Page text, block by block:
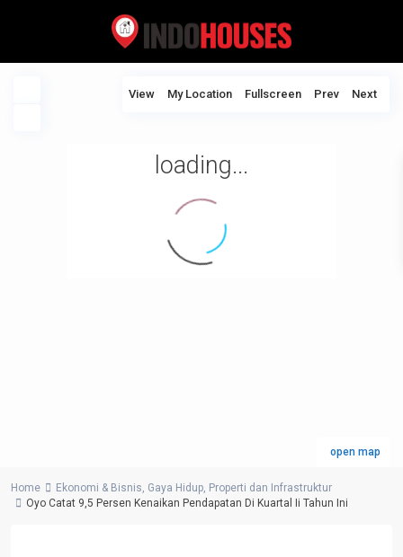
loading...
open map
View My Location Fullscreen Prev Next
Home Ekonomi & Bisnis, Gaya Hidup, Properti dan Infrastruktur
Oyo Catat 9,5 Persen Kenaikan Pendapatan Di Kuartal Ii Tahun Ini